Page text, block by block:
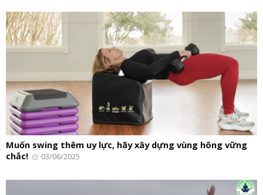
Muốn swing thêm uy lực, hãy xây dựng vùng hông vững
chắc!
03/06/2025